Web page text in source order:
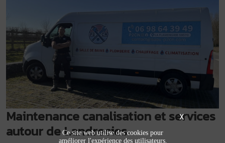
Maintenance canalisation et services
autour de Landrecies
X
Ce site web utilise des cookies pour
améliorer l'expérience des utilisateurs.